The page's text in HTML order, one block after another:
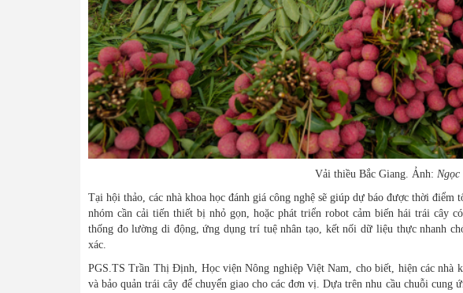
Vải thiều Bắc Giang. Ảnh: Ngọc
Tại hội thảo, các nhà khoa học đánh giá công nghệ sẽ giúp dự báo được thời điểm
nhóm cần cải tiến thiết bị nhỏ gọn, hoặc phát triển robot cảm biến hái trái cây
thống đo lường di động, ứng dụng trí tuệ nhân tạo, kết nối dữ liệu thực nhanh
xác.
PGS.TS Trần Thị Định, Học viện Nông nghiệp Việt Nam, cho biết, hiện các nhà
và bảo quản trái cây để chuyển giao cho các đơn vị. Dựa trên nhu cầu chuỗi cung